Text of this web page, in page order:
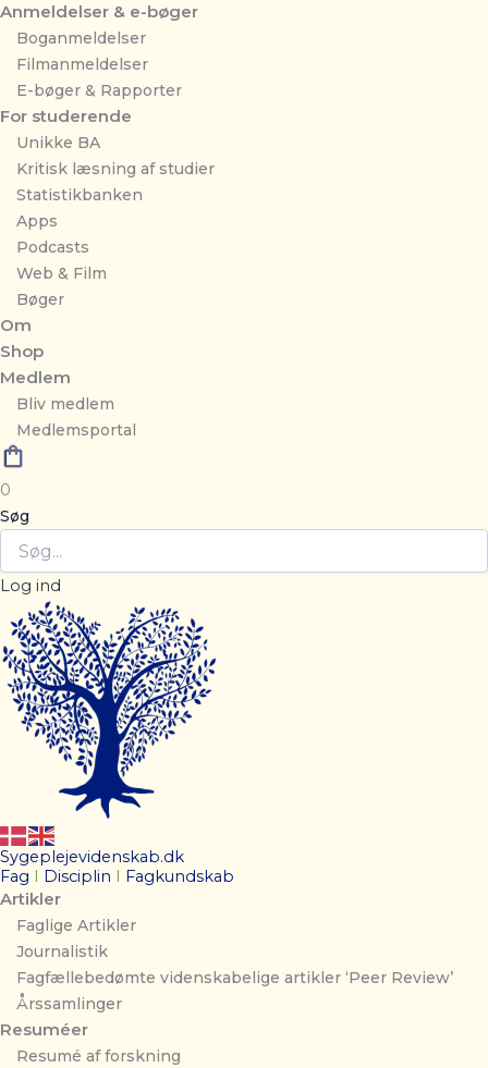
Anmeldelser & e-bøger
Boganmeldelser
Filmanmeldelser
E-bøger & Rapporter
For studerende
Unikke BA
Kritisk læsning af studier
Statistikbanken
Apps
Podcasts
Web & Film
Bøger
Om
Shop
Medlem
Bliv medlem
Medlemsportal
0
Søg
Log ind
Sygeplejevidenskab.dk
Fag
Disciplin Fagkundskab
Artikler
Faglige Artikler
Journalistik
Fagfællebedømte videnskabelige artikler ‘Peer Review’
Årssamlinger
Resuméer
Resumé af forskning